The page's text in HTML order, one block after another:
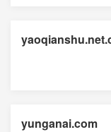
yunganai.com